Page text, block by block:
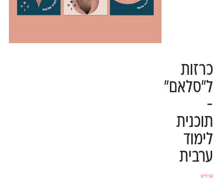
כרזות
ל״סלאם״
-
תוכנית
לימוד
ערבית
קרדיט